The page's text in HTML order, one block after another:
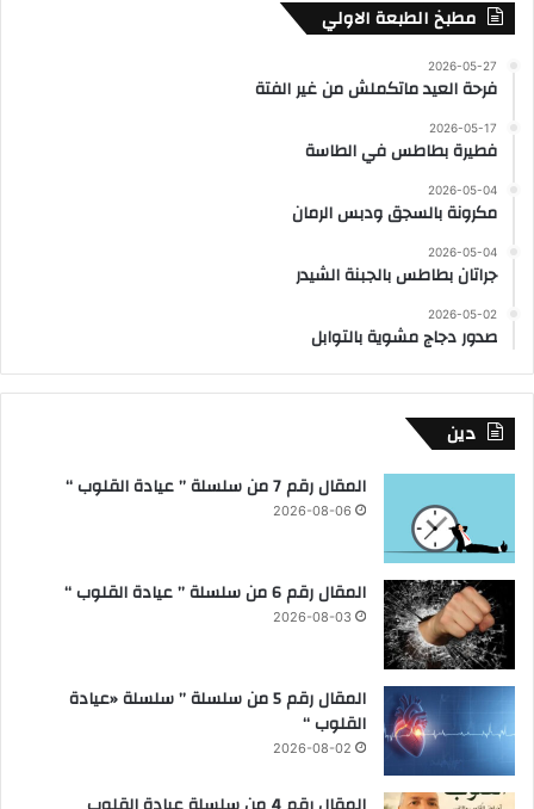
مطبخ الطبعة الاولي
2026-05-27
فرحة العيد ماتكملش من غير الفتة
2026-05-17
فطيرة بطاطس في الطاسة
2026-05-04
مكرونة بالسجق ودبس الرمان
2026-05-04
جراتان بطاطس بالجبنة الشيدر
2026-05-02
صدور دجاج مشوية بالتوابل
دين
المقال رقم 7 من سلسلة ” عيادة القلوب “
2026-08-06
المقال رقم 6 من سلسلة ” عيادة القلوب “
2026-08-03
المقال رقم 5 من سلسلة ” سلسلة «عيادة
القلوب “
2026-08-02